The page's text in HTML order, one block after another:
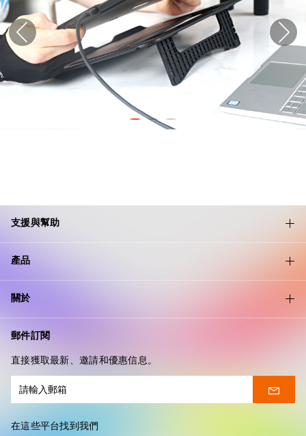
支援與幫助
產品
關於
郵件訂閱
直接獲取最新、邀請和優惠信息。
在這些平台找到我們